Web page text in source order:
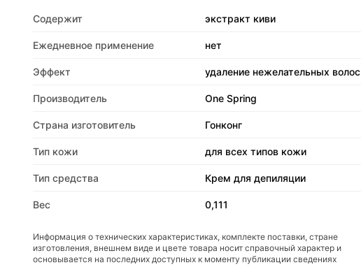
Содержит экстракт киви
Ежедневное применение нет
Эффект удаление нежелательных волос
Производитель One Spring
Страна изготовитель Гонконг
Тип кожи для всех типов кожи
Тип средства Крем для депиляции
Вес 0,111
Информация о технических характеристиках, комплекте поставки, стране
изготовления, внешнем виде и цвете товара носит справочный характер и
основывается на последних доступных к моменту публикации сведениях